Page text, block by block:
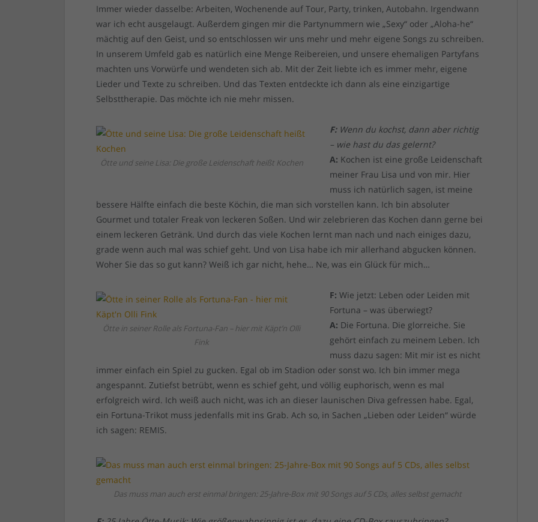
Immer wieder dasselbe: Arbeiten, Wochenende auf Tour, Party, trinken, Autobahn. Irgendwann
war ich echt ausgelaugt. Außerdem gingen mir die Partynummern wie „Sexy“ oder „Aloha-he“
mächtig auf den Geist, und so entschlossen wir uns mehr und mehr eigene Songs zu schreiben.
In unserem Umfeld gab es natürlich eine Menge Reibereien, und unsere ehemaligen Partyfans
machten uns Vorwürfe und wendeten sich ab. Mit der Zeit liebte ich es immer mehr, eigene
Lieder und Texte zu schreiben. Und das Texten entdeckte ich dann als eine einzigartige
Selbsttherapie. Das möchte ich nie mehr missen.
Ötte und seine Lisa: Die große Leidenschaft heißt Kochen
F:Wenn du kochst, dann aber richtig
– wie hast du das gelernt?
A: Kochen ist eine große Leidenschaft
meiner Frau Lisa und von mir. Hier
muss ich natürlich sagen, ist meine
bessere Hälfte einfach die beste Köchin, die man sich vorstellen kann. Ich bin absoluter
Gourmet und totaler Freak von leckeren Soßen. Und wir zelebrieren das Kochen dann gerne bei
einem leckeren Getränk. Und durch das viele Kochen lernt man nach und nach einiges dazu,
grade wenn auch mal was schief geht. Und von Lisa habe ich mir allerhand abgucken können.
Woher Sie das so gut kann? Weiß ich gar nicht, hehe… Ne, was ein Glück für mich…
Ötte in seiner Rolle als Fortuna-Fan – hier mit Käpt’n Olli
Fink
F: Wie jetzt: Leben oder Leiden mit
Fortuna – was überwiegt?
A: Die Fortuna. Die glorreiche. Sie
gehört einfach zu meinem Leben. Ich
muss dazu sagen: Mit mir ist es nicht
immer einfach ein Spiel zu gucken. Egal ob im Stadion oder sonst wo. Ich bin immer mega
angespannt. Zutiefst betrübt, wenn es schief geht, und völlig euphorisch, wenn es mal
erfolgreich wird. Ich weiß auch nicht, was ich an dieser launischen Diva gefressen habe. Egal,
ein Fortuna-Trikot muss jedenfalls mit ins Grab. Ach so, in Sachen „Lieben oder Leiden“ würde
ich sagen: REMIS.
Das muss man auch erst einmal bringen: 25-Jahre-Box mit 90 Songs auf 5 CDs, alles selbst gemacht